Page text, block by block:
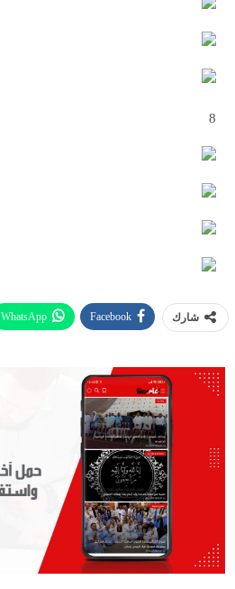
8
شارك Facebook
WhatsApp